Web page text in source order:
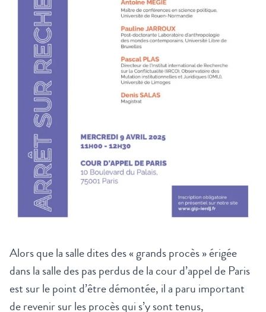
Alors que la salle dites des « grands procès » érigée
dans la salle des pas perdus de la cour d’appel de Paris
est sur le point d’être démontée, il a paru important
de revenir sur les procès qui s’y sont tenus,